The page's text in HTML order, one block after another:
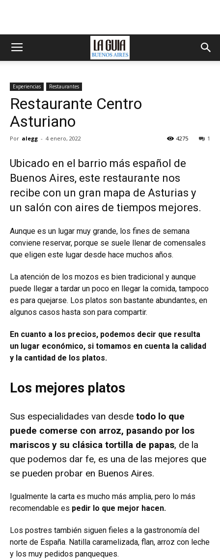
Experiencias Restaurantes
Restaurante Centro
Asturiano
Por alegg - 4 enero, 2022 1
4275
Ubicado en el barrio más español de
Buenos Aires, este restaurante nos
recibe con un gran mapa de Asturias y
un salón con aires de tiempos mejores.
Aunque es un lugar muy grande, los fines de semana
conviene reservar, porque se suele llenar de comensales
que eligen este lugar desde hace muchos años.
La atención de los mozos es bien tradicional y aunque
puede llegar a tardar un poco en llegar la comida, tampoco
es para quejarse. Los platos son bastante abundantes, en
algunos casos hasta son para compartir.
En cuanto a los precios, podemos decir que resulta
un lugar económico, si tomamos en cuenta la calidad
y la cantidad de los platos.
Los mejores platos
Sus especialidades van desde todo lo que
puede comerse con arroz, pasando por los
mariscos y su clásica tortilla de papas, de la
que podemos dar fe, es una de las mejores que
se pueden probar en Buenos Aires.
Igualmente la carta es mucho más amplia, pero lo más
recomendable es pedir lo que mejor hacen.
Los postres también siguen fieles a la gastronomía del
norte de España. Natilla caramelizada, flan, arroz con leche
y los muy pedidos panqueques.